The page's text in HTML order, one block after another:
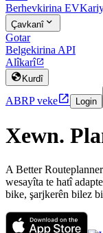
Berhevkirina EV
Çavkanî 
Gotar
Belgekirina API
Alîkarî
 Kurdî
ABRP veke Login
Xewn.
A Better
wesayîta te hatî
bike, şarjkerên bilez